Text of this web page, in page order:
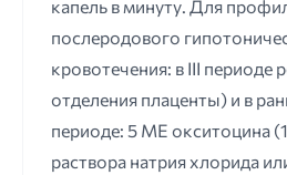
капель в минуту. Для
послеродового
кровотечения: в III периоде
отделения плаценты) и в
периоде: 5 ME окситоцина
раствора натрия хлорида